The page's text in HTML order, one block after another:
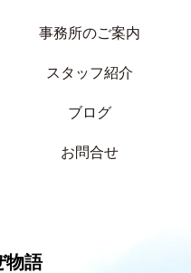
事務所のご案内
スタッフ紹介
ブログ
お問合せ
物語